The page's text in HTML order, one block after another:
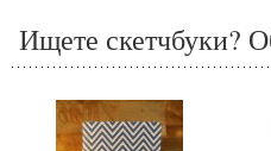
Ищете скетчбуки?